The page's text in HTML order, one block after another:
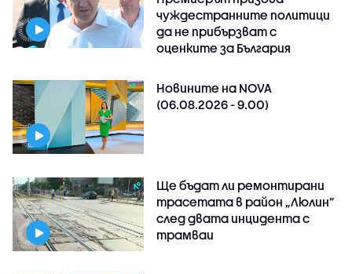
чуждестранните политици
да не прибързват с
оценките за България
Новините на NOVA
(06.08.2026 - 9.00)
Ще бъдат ли ремонтирани
трасетата в район „Люлин”
след двата инцидента с
трамваи